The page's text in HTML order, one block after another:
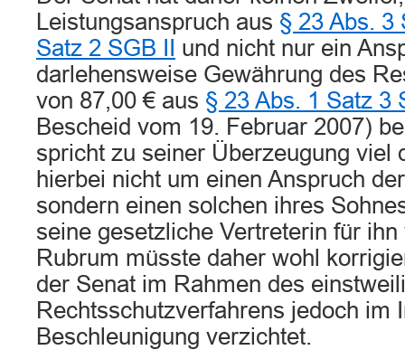
Leistungsanspruch aus § 23 Abs. 3
Satz 2 SGB II
und nicht nur ein
darlehensweise Gewährung des
von 87,00 € aus § 23 Abs. 1 Satz 3
Bescheid vom 19. Februar 2007)
spricht zu seiner Überzeugung viel
hierbei nicht um einen Anspruch
sondern einen solchen ihres
seine gesetzliche Vertreterin für
Rubrum müsste daher wohl
der Senat im Rahmen des
Rechtsschutzverfahrens jedoch im
Beschleunigung verzichtet.